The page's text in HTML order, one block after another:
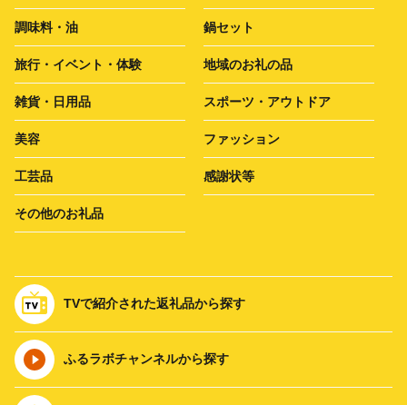
調味料・油 鍋セット
旅行・イベント・体験 地域のお礼の品
雑貨・日用品 スポーツ・アウトドア
美容 ファッション
工芸品 感謝状等
その他のお礼品
TVで紹介された返礼品から探す
ふるラボチャンネルから探す